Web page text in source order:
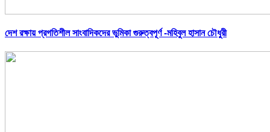
দেশ রক্ষায় প্রগতিশীল সাংবাদিকদের ভুমিকা গুরুত্বপূর্ণ -মহিবুল হাসান চৌধুরী